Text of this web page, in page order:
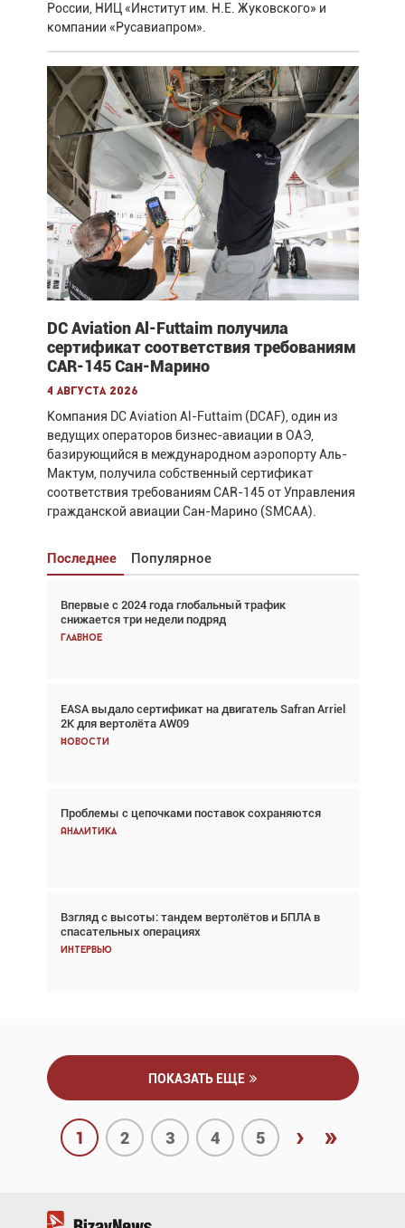
России, НИЦ «Институт им. Н.Е. Жуковского» и
компании «Русавиапром».
DC Aviation Al-Futtaim получила
сертификат соответствия требованиям
CAR-145 Сан-Марино
4 августа 2026
Компания DC Aviation Al-Futtaim (DCAF), один из
ведущих операторов бизнес-авиации в ОАЭ,
базирующийся в международном аэропорту Аль-
Мактум, получила собственный сертификат
соответствия требованиям CAR-145 от Управления
гражданской авиации Сан-Марино (SMCAA).
Последнее Популярное
Впервые с 2024 года глобальный трафик
снижается три недели подряд
Главное
EASA выдало сертификат на двигатель Safran Arriel
2K для вертолёта AW09
Новости
Проблемы с цепочками поставок сохраняются
Аналитика
Взгляд с высоты: тандем вертолётов и БПЛА в
спасательных операциях
Интервью
Взгляд с высоты: тандем вертолётов и БПЛА в
спасательных операциях
Главное
Авиационный фотограф Дэйв Кох: «Фотография
говорит сама за себя... а ИИ всё портит»
Новости
Впервые с 2024 года глобальный трафик
снижается три недели подряд
Частный самолёт – это актив. Подходите к
покупке соответствующим образом
Интервью
ПОКАЗАТЬ ЕЩЕ
1 2 3 4 5 › »